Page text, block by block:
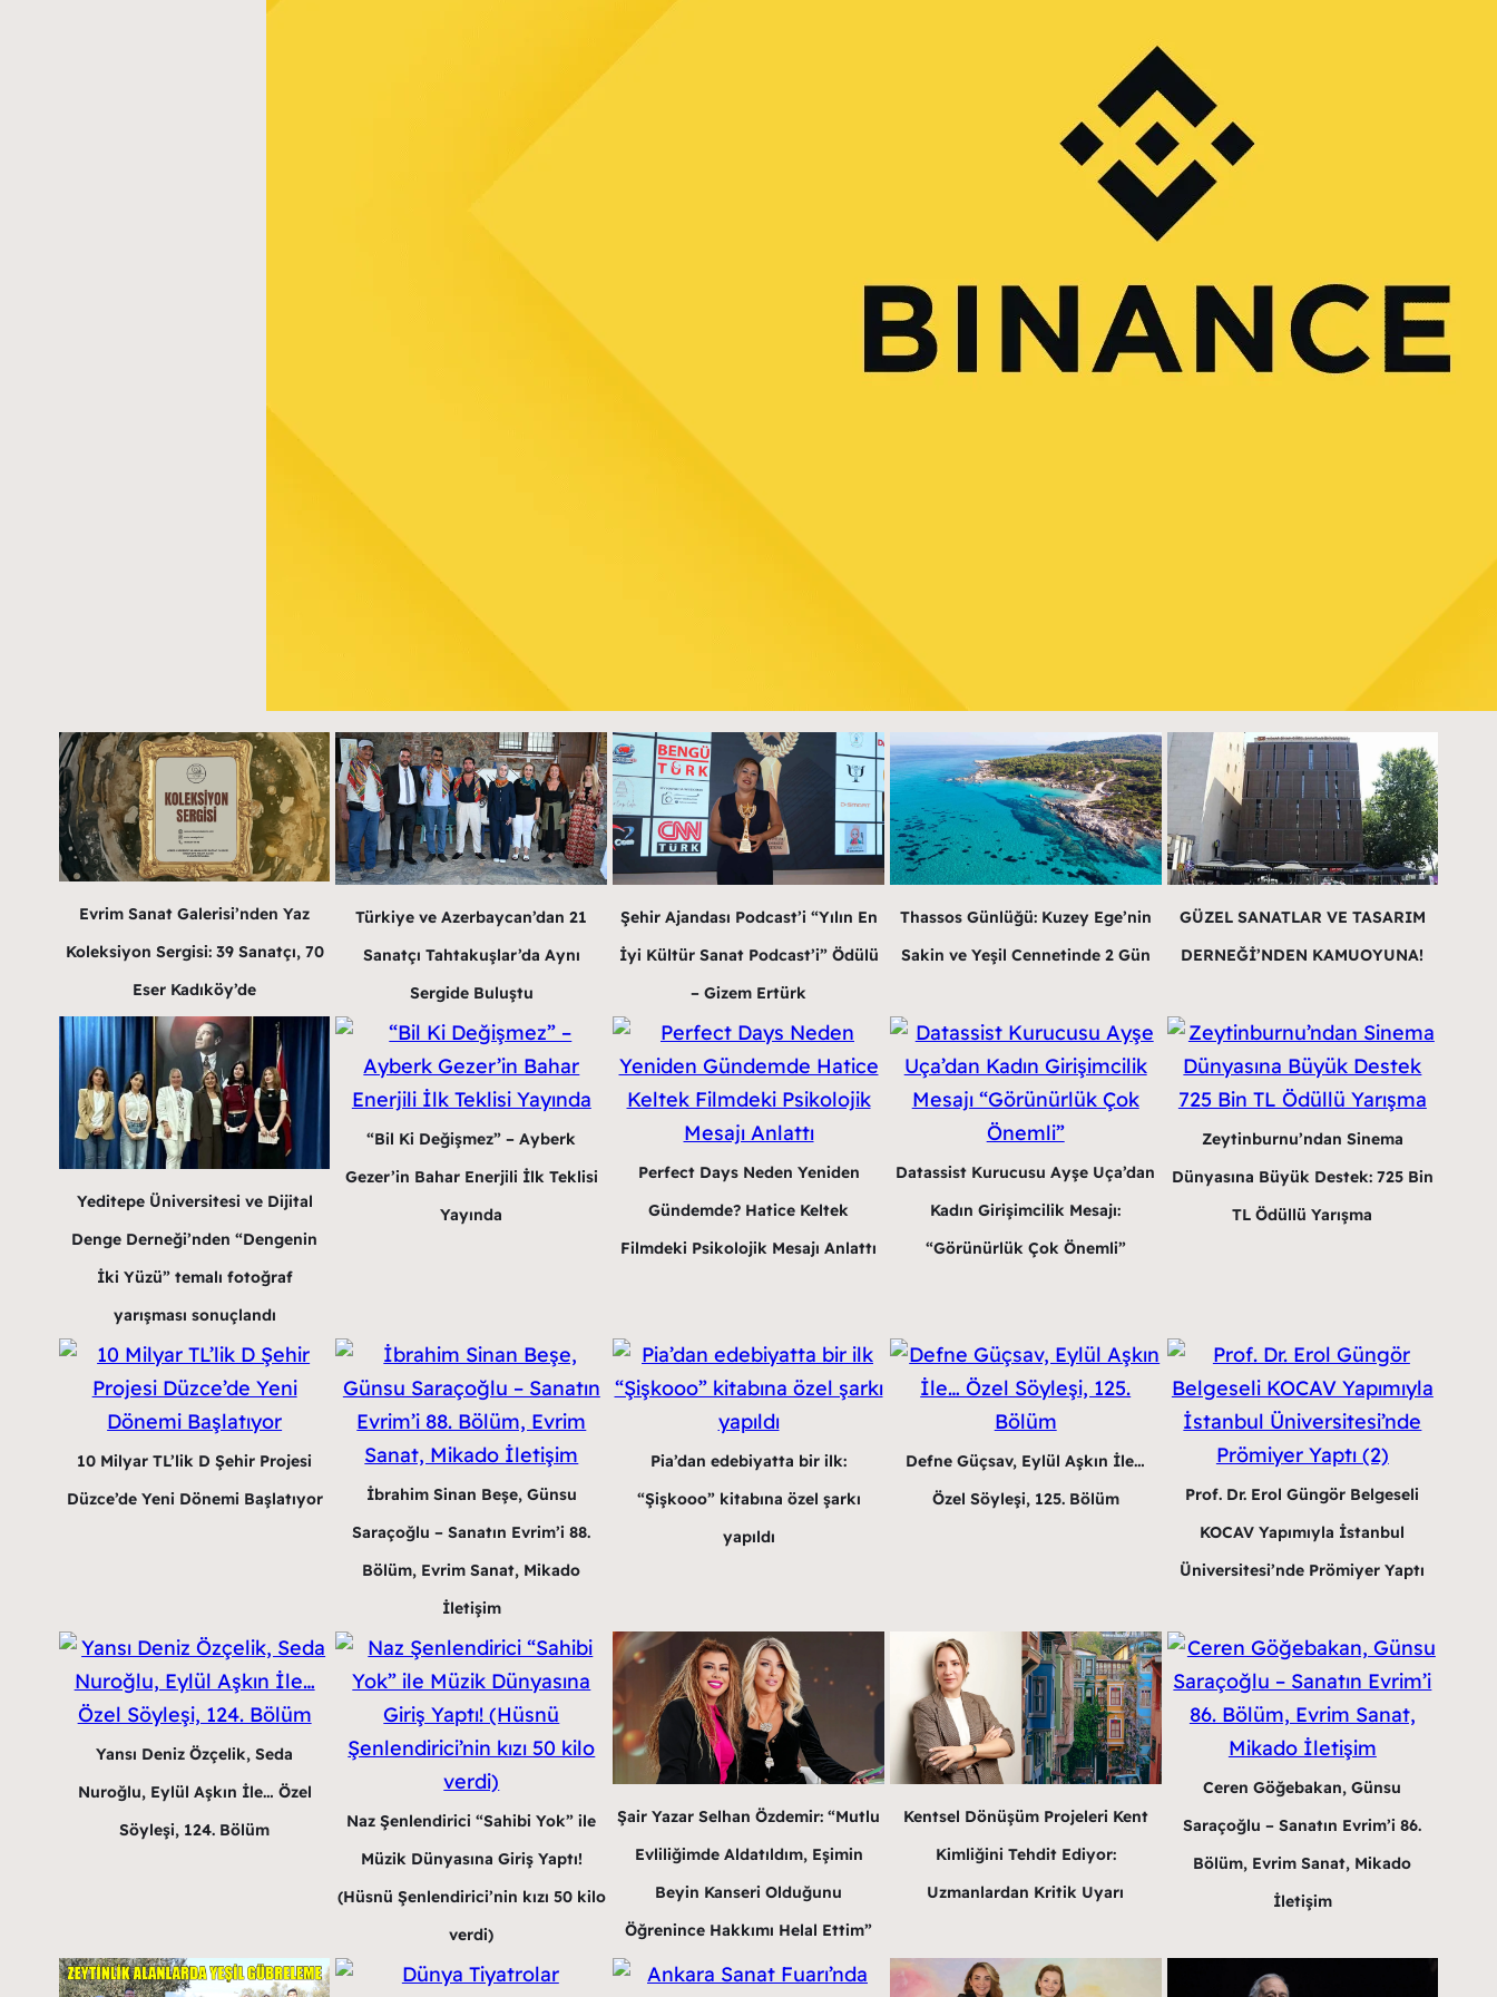
Evrim Sanat Galerisi’nden Yaz
Koleksiyon Sergisi: 39 Sanatçı, 70
Eser Kadıköy’de
Türkiye ve Azerbaycan’dan 21
Sanatçı Tahtakuşlar’da Aynı
Sergide Buluştu
Şehir Ajandası Podcast’i “Yılın En
İyi Kültür Sanat Podcast’i” Ödülü
– Gizem Ertürk
Thassos Günlüğü: Kuzey Ege’nin
Sakin ve Yeşil Cennetinde 2 Gün
GÜZEL SANATLAR VE TASARIM
DERNEĞİ’NDEN KAMUOYUNA!
Yeditepe Üniversitesi ve Dijital
Denge Derneği’nden “Dengenin
İki Yüzü” temalı fotoğraf
yarışması sonuçlandı
“Bil Ki Değişmez” – Ayberk
Gezer’in Bahar Enerjili İlk Teklisi
Yayında
Perfect Days Neden Yeniden
Gündemde? Hatice Keltek
Filmdeki Psikolojik Mesajı Anlattı
Datassist Kurucusu Ayşe Uça’dan
Kadın Girişimcilik Mesajı:
“Görünürlük Çok Önemli”
Zeytinburnu’ndan Sinema
Dünyasına Büyük Destek: 725 Bin
TL Ödüllü Yarışma
10 Milyar TL’lik D Şehir Projesi
Düzce’de Yeni Dönemi Başlatıyor
İbrahim Sinan Beşe, Günsu
Saraçoğlu – Sanatın Evrim’i 88.
Bölüm, Evrim Sanat, Mikado
İletişim
Pia’dan edebiyatta bir ilk:
“Şişkooo” kitabına özel şarkı
yapıldı
Defne Güçsav, Eylül Aşkın İle…
Özel Söyleşi, 125. Bölüm
Prof. Dr. Erol Güngör Belgeseli
KOCAV Yapımıyla İstanbul
Üniversitesi’nde Prömiyer Yaptı
Yansı Deniz Özçelik, Seda
Nuroğlu, Eylül Aşkın İle… Özel
Söyleşi, 124. Bölüm
Naz Şenlendirici “Sahibi Yok” ile
Müzik Dünyasına Giriş Yaptı!
(Hüsnü Şenlendirici’nin kızı 50 kilo
verdi)
Şair Yazar Selhan Özdemir: “Mutlu
Evliliğimde Aldatıldım, Eşimin
Beyin Kanseri Olduğunu
Öğrenince Hakkımı Helal Ettim”
Kentsel Dönüşüm Projeleri Kent
Kimliğini Tehdit Ediyor:
Uzmanlardan Kritik Uyarı
Ceren Göğebakan, Günsu
Saraçoğlu – Sanatın Evrim’i 86.
Bölüm, Evrim Sanat, Mikado
İletişim